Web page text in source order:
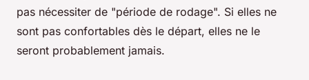
pas nécessiter de "période de rodage". Si elles ne
sont pas confortables dès le départ, elles ne le
seront probablement jamais.